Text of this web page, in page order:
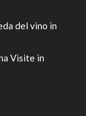
del vino in
Visite in